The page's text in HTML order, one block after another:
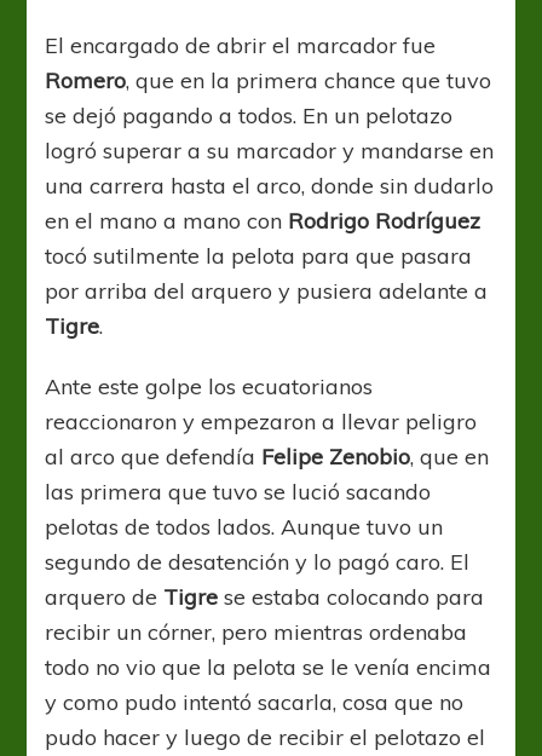
El encargado de abrir el marcador fue
Romero, que en la primera chance que tuvo
se dejó pagando a todos. En un pelotazo
logró superar a su marcador y mandarse en
una carrera hasta el arco, donde sin dudarlo
en el mano a mano con Rodrigo Rodríguez
tocó sutilmente la pelota para que pasara
por arriba del arquero y pusiera adelante a
Tigre.
Ante este golpe los ecuatorianos
reaccionaron y empezaron a llevar peligro
al arco que defendía Felipe Zenobio, que en
las primera que tuvo se lució sacando
pelotas de todos lados. Aunque tuvo un
segundo de desatención y lo pagó caro. El
arquero de Tigrese estaba colocando para
recibir un córner, pero mientras ordenaba
todo no vio que la pelota se le venía encima
y como pudo intentó sacarla, cosa que no
pudo hacer y luego de recibir el pelotazo el